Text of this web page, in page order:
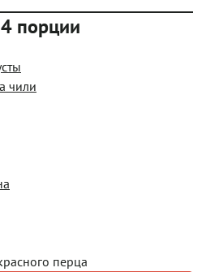
порции
чили
перца